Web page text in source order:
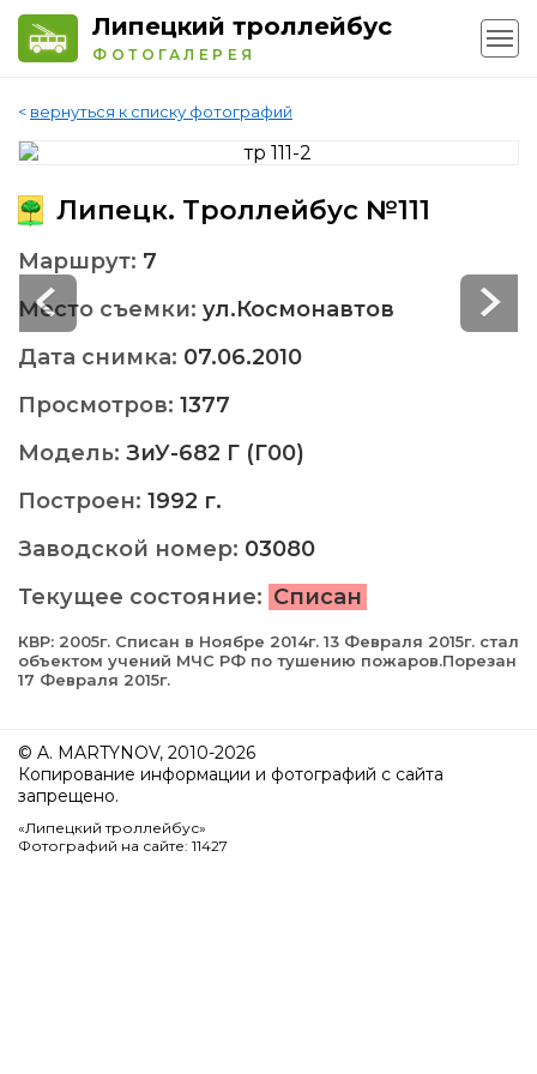
Липецкий троллейбус
ФОТОГАЛЕРЕЯ
< вернуться к списку фотографий
Липецк. Троллейбус №111
Маршрут: 7
Место съемки: ул.Космонавтов
Дата снимка: 07.06.2010
Просмотров: 1377
Модель: ЗиУ-682 Г (Г00)
Построен: 1992 г.
Заводской номер: 03080
Текущее состояние: Списан
КВР: 2005г. Списан в Ноябре 2014г. 13 Февраля 2015г. cтал
объектом учений МЧС РФ по тушению пожаров.Порезан
17 Февраля 2015г.
© A. MARTYNOV, 2010-2026
Копирование информации и фотографий с сайта
запрещено.
«Липецкий троллейбус»
Фотографий на сайте: 11427